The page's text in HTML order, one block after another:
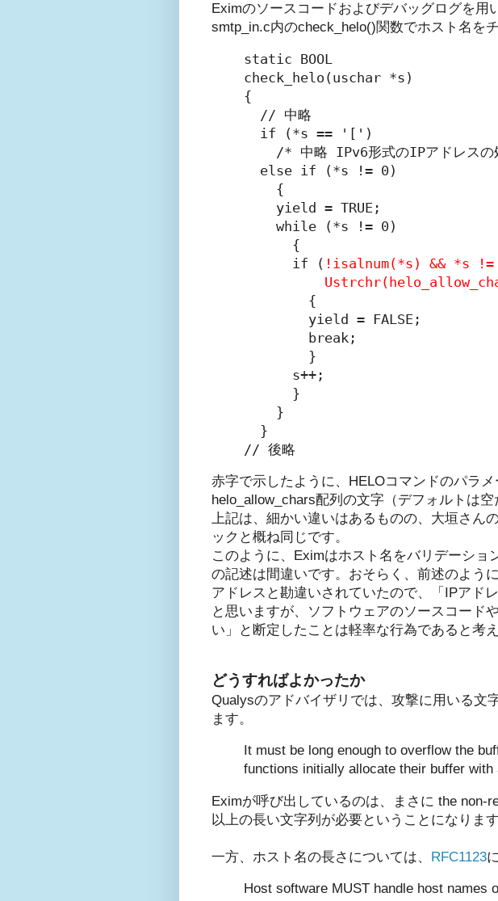
Eximのソースコードおよびデバッグログを用
smtp_in.c内のcheck_helo()関数でホスト名を
static BOOL
check_helo(uschar *s)
{
  // 中略
  if (*s == '[')
/* 中略 IPv6形式のIPアドレスの
  else if (*s != 0)
    {
    yield = TRUE;
    while (*s != 0)
      {
      if (
!isalnum(*s) && *s
        {
        yield = FALSE;
        break;
        }
      s++;
      }
    }
  }
// 後略
赤字で示したように、HELOコマンドのパラ
helo_allow_chars配列の文字（デフォルトは
上記は、細かい違いはあるものの、大垣さ
ックと概ね同じです。
このように、Eximはホスト名をバリデーシ
の記述は間違いです。おそらく、前述のよう
アドレスと勘違いされていたので、「IPアド
と思いますが、ソフトウェアのソースコード
い」と断定したことは軽率な行為であると考え
どうすればよかったか
Qualysのアドバイザリでは、攻撃に用いる文
ます。
It must be long enough to overflow the
functions initially allocate their buffer
Eximが呼び出しているのは、まさに the non-
以上の長い文字列が必要ということになります
一方、ホスト名の長さについては、 RFC1123
Host software MUST handle host names